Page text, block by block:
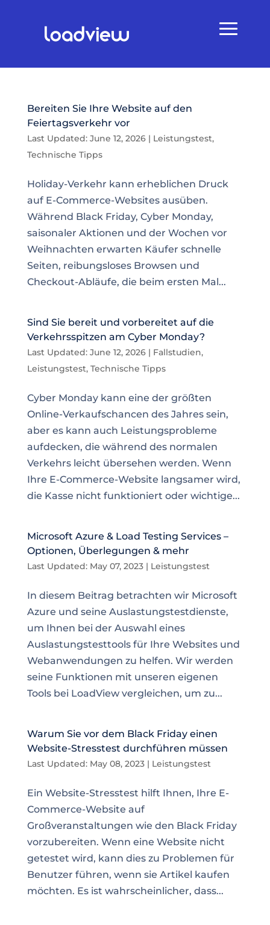
Bereiten Sie Ihre Website auf den
Feiertagsverkehr vor
Last Updated: June 12, 2026| Leistungstest,
Technische Tipps
Holiday-Verkehr kann erheblichen Druck
auf E-Commerce-Websites ausüben.
Während Black Friday, Cyber Monday,
saisonaler Aktionen und der Wochen vor
Weihnachten erwarten Käufer schnelle
Seiten, reibungsloses Browsen und
Checkout-Abläufe, die beim ersten Mal...
Sind Sie bereit und vorbereitet auf die
Verkehrsspitzen am Cyber Monday?
Last Updated: June 12, 2026| Fallstudien,
Leistungstest, Technische Tipps
Cyber Monday kann eine der größten
Online-Verkaufschancen des Jahres sein,
aber es kann auch Leistungsprobleme
aufdecken, die während des normalen
Verkehrs leicht übersehen werden. Wenn
Ihre E-Commerce-Website langsamer wird,
die Kasse nicht funktioniert oder wichtige...
Microsoft Azure & Load Testing Services –
Optionen, Überlegungen & mehr
Last Updated: May 07, 2023| Leistungstest
In diesem Beitrag betrachten wir Microsoft
Azure und seine Auslastungstestdienste,
um Ihnen bei der Auswahl eines
Auslastungstesttools für Ihre Websites und
Webanwendungen zu helfen. Wir werden
seine Funktionen mit unseren eigenen
Tools bei LoadView vergleichen, um zu...
Warum Sie vor dem Black Friday einen
Website-Stresstest durchführen müssen
Last Updated: May 08, 2023| Leistungstest
Ein Website-Stresstest hilft Ihnen, Ihre E-
Commerce-Website auf
Großveranstaltungen wie den Black Friday
vorzubereiten. Wenn eine Website nicht
getestet wird, kann dies zu Problemen für
Benutzer führen, wenn sie Artikel kaufen
möchten. Es ist wahrscheinlicher, dass...